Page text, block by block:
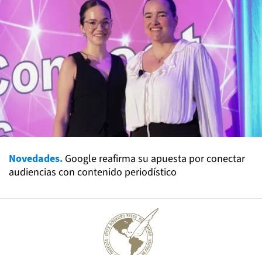
Novedades. Google reafirma su apuesta por conectar
audiencias con contenido periodístico